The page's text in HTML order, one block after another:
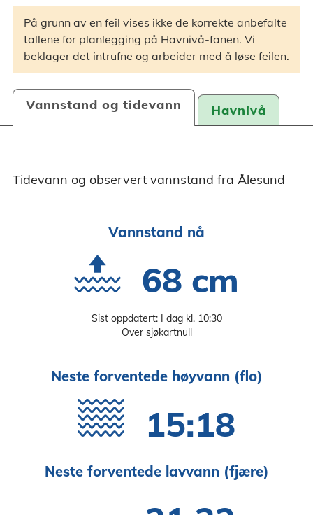
På grunn av en feil vises ikke de korrekte anbefalte
tallene for planlegging på Havnivå-fanen. Vi
beklager det intrufne og arbeider med å løse feilen.
Vannstand og tidevann Havnivå
Tidevann og observert vannstand fra Ålesund
Vannstand nå
68 cm
Sist oppdatert: I dag kl. 10:30
Over sjøkartnull
Neste forventede høyvann (flo)
15:18
Neste forventede lavvann (fjære)